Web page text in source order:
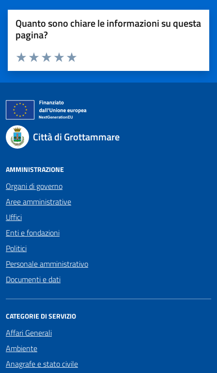
Quanto sono chiare le informazioni su questa
pagina?
Valuta 5 stelle su 5
Valuta 4 stelle su 5
Valuta 3 stelle su 5
Valuta 2 stelle su 5
Valuta 1 stelle su 5
Città di Grottammare
AMMINISTRAZIONE
Organi di governo
Aree amministrative
Uffici
Enti e fondazioni
Politici
Personale amministrativo
Documenti e dati
CATEGORIE DI SERVIZIO
Affari Generali
Ambiente
Anagrafe e stato civile